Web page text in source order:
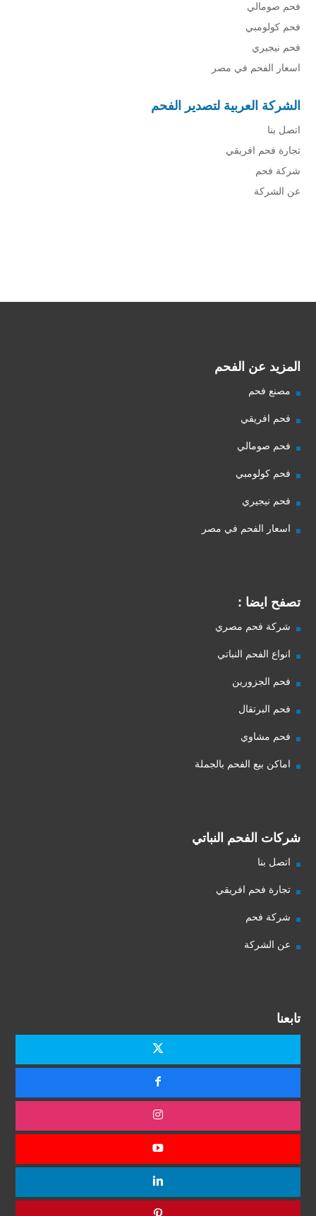
فحم صومالي
فحم كولومبي
فحم نيجيري
اسعار الفحم في مصر
الشركة العربية لتصدير الفحم
اتصل بنا
تجارة فحم افريقي
شركة فحم
عن الشركة
المزيد عن الفحم
مصنع فحم
فحم افريقي
فحم صومالي
فحم كولومبي
فحم نيجيري
اسعار الفحم في مصر
تصفح ايضا :
شركة فحم مصري
انواع الفحم النباتي
فحم الجزورين
فحم البرتقال
فحم مشاوي
اماكن بيع الفحم بالجملة
شركات الفحم النباتي
اتصل بنا
تجارة فحم افريقي
شركة فحم
عن الشركة
تابعنا